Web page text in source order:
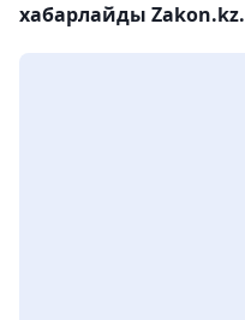
хабарлайды Zakon.kz.